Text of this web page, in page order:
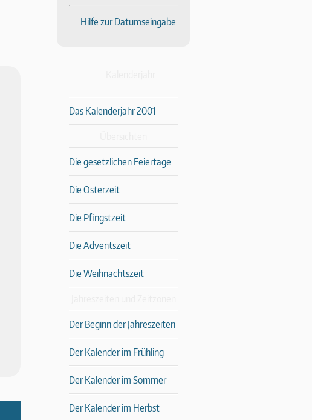
Hilfe zur Datumseingabe
Das Kalenderjahr 2001
Die gesetzlichen Feiertage
Die Osterzeit
Die Pfingstzeit
Die Adventszeit
Die Weihnachtszeit
Der Beginn der Jahreszeiten
Der Kalender im Frühling
Der Kalender im Sommer
Der Kalender im Herbst